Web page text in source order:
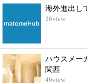
海外進出し
26view
ハウスメー
関西
49view